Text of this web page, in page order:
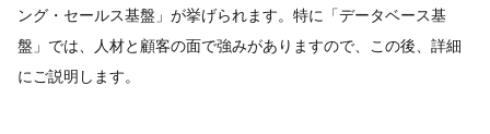
ング・セールス基盤」が挙げられます。特に「データベース基
盤」では、人材と顧客の面で強みがありますので、この後、詳細
にご説明します。